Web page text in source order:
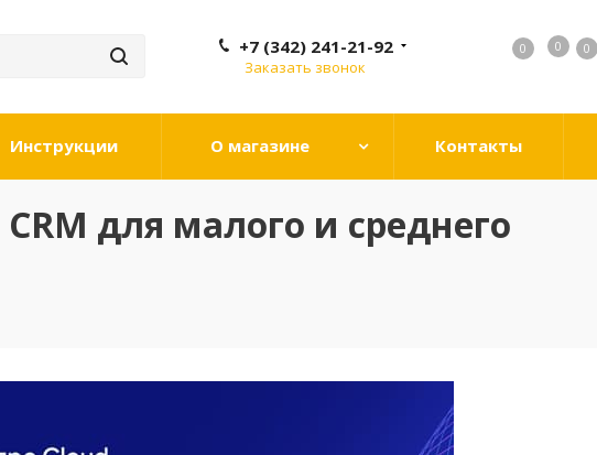
0 0 0
0
+7 (342) 241-21-92
Заказать звонок
Инструкции О магазине Контакты
для малого и среднего